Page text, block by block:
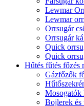
Lewmar
Lewmar
Orrsugár
Orrsugár
Quick
Quick
Hűtés fűtés főzés
Gázfőzők
Mosogatók
Bojlerek